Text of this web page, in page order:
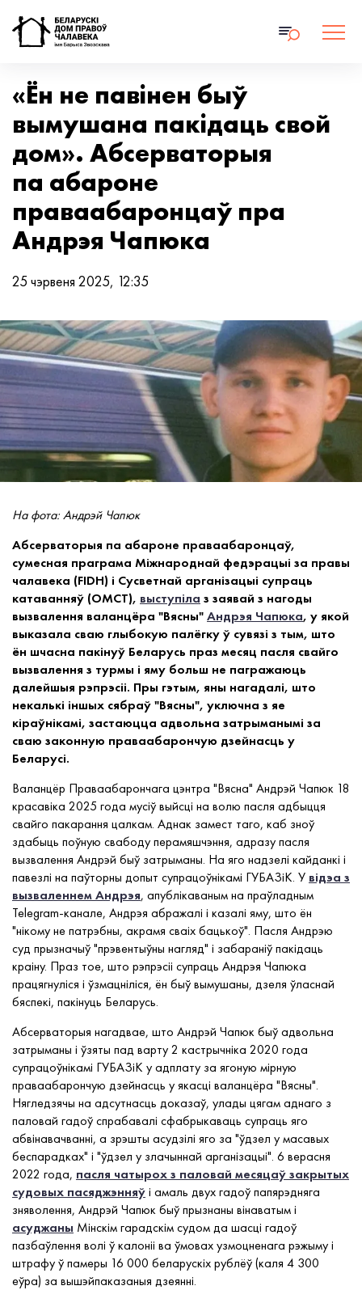
«Ён не павінен быў
вымушана пакідаць свой
дом». Абсерваторыя
па абароне
праваабаронцаў пра
Андрэя Чапюка
25 чэрвеня 2025, 12:35
На фота: Андрэй Чапюк
Абсерваторыя па абароне праваабаронцаў,
сумесная праграма Міжнароднай федэрацыі за правы
чалавека (FIDH) і Сусветнай арганізацыі супраць
катаванняў (OMCT), выступіла з заявай з нагоды
вызвалення валанцёра "Вясны"Андрэя Чапюка, у якой
выказала сваю глыбокую палёгку ў сувязі з тым, што
ён шчасна пакінуў Беларусь праз месяц пасля свайго
вызвалення з турмы і яму больш не пагражаюць
далейшыя рэпрэсіі. Пры гэтым, яны нагадалі, што
некалькі іншых сябраў "Вясны", уключна з яе
кіраўнікамі, застаюцца адвольна затрыманымі за
сваю законную праваабарончую дзейнасць у
Беларусі.
Валанцёр Праваабарончага цэнтра "Вясна" Андрэй Чапюк 18
красавіка 2025 года мусіў выйсці на волю пасля адбыцця
свайго пакарання цалкам. Аднак замест таго, каб зноў
здабыць поўную свабоду перамяшчэння, адразу пасля
вызвалення Андрэй быў затрыманы. На яго надзелі кайданкі і
павезлі на паўторны допыт супрацоўнікамі ГУБАЗіК. У відэа з
вызваленнем Андрэя, апублікаваным на праўладным
Telegram-канале, Андрэя абражалі і казалі яму, што ён
"нікому не патрэбны, акрамя сваіх бацькоў". Пасля Андрэю
суд прызначыў "прэвентыўны нагляд" і забараніў пакідаць
краіну. Праз тое, што рэпрэсіі супраць Андрэя Чапюка
працягнуліся і ўзмацніліся, ён быў вымушаны, дзеля ўласнай
бяспекі, пакінуць Беларусь.
Абсерваторыя нагадвае, што Андрэй Чапюк быў адвольна
затрыманы і ўзяты пад варту 2 кастрычніка 2020 года
супрацоўнікамі ГУБАЗіК у адплату за ягоную мірную
праваабарончую дзейнасць у якасці валанцёра "Вясны".
Нягледзячы на адсутнасць доказаў, улады цягам аднаго з
паловай гадоў спрабавалі сфабрыкаваць супраць яго
абвінавачванні, а зрэшты асудзілі яго за "ўдзел у масавых
беспарадках" і "ўдзел у злачыннай арганізацыі". 6 верасня
2022 года, пасля чатырох з паловай месяцаў закрытых
судовых пасяджэнняўі амаль двух гадоў папярэдняга
зняволення, Андрэй Чапюк быў прызнаны вінаватым і
асуджаны Мінскім гарадскім судом да шасці гадоў
пазбаўлення волі ў калоніі ва ўмовах узмоцненага рэжыму і
штрафу ў памеры 16 000 беларускіх рублёў (каля 4 300
еўра) за вышэйпаказаныя дзеянні.